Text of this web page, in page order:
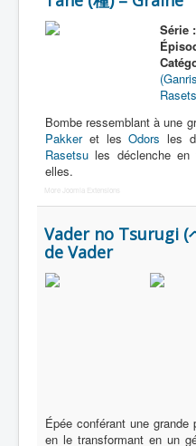
Série :
Bombe ressemblant à une
Pakkeret lesOdors les
Rasetsu les déclenche en
elles.
More Joomla Extensions
Vader no Tsurugi (
de Vader
Épée conférant une
en le transformant en un